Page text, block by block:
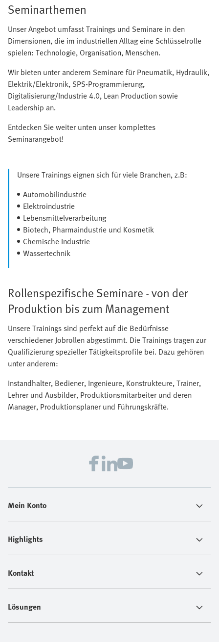
Seminarthemen
Unser Angebot umfasst Trainings und Seminare in den
Dimensionen, die im industriellen Alltag eine Schlüsselrolle
spielen: Technologie, Organisation, Menschen.
Wir bieten unter anderem Seminare für Pneumatik, Hydraulik,
Elektrik/Elektronik, SPS-Programmierung,
Digitalisierung/Industrie 4.0, Lean Production sowie
Leadership an.
Entdecken Sie weiter unten unser komplettes
Seminarangebot!
Unsere Trainings eignen sich für viele Branchen, z.B:
Automobilindustrie
Elektroindustrie
Lebensmittelverarbeitung
Biotech, Pharmaindustrie und Kosmetik
Chemische Industrie
Wassertechnik
Rollenspezifische Seminare - von der
Produktion bis zum Management
Unsere Trainings sind perfekt auf die Bedürfnisse
verschiedener Jobrollen abgestimmt. Die Trainings tragen zur
Qualifizierung spezieller Tätigkeitsprofile bei. Dazu gehören
unter anderem:
Instandhalter, Bediener, Ingenieure, Konstrukteure, Trainer,
Lehrer und Ausbilder, Produktionsmitarbeiter und deren
Manager, Produktionsplaner und Führungskräfte.
Mein Konto
Highlights
Kontakt
Lösungen